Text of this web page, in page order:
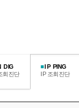
DIG
회진단
■ I P PING
I P 조회진단